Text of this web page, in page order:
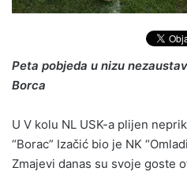
Peta pobjeda u nizu
Borca
U V kolu NL USK-a plijen
“Borac” Izačić bio je NK
Zmajevi danas su svoje goste